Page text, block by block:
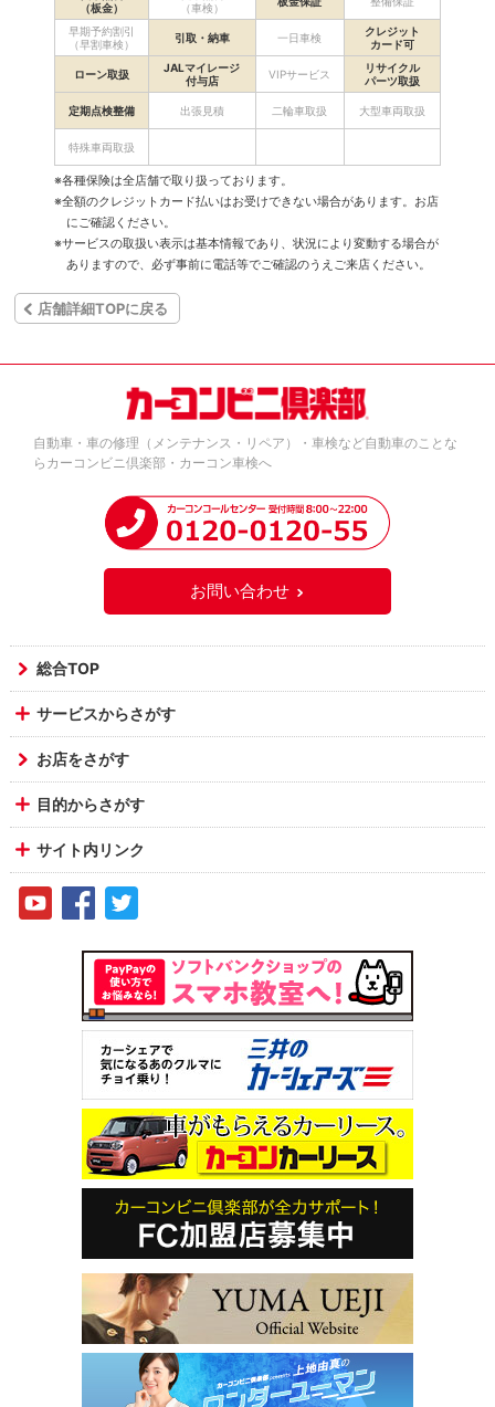
（板金）
（車検）
早期予約割引
（早割車検）
引取・納車 一日車検
クレジット
カード可
ローン取扱
JALマイレージ
付与店
VIPサービス
リサイクル
パーツ取扱
定期点検整備 出張見積 二輪車取扱 大型車両取扱
特殊車両取扱
※各種保険は全店舗で取り扱っております。
※全額のクレジットカード払いはお受けできない場合があります。お店
にご確認ください。
※サービスの取扱い表示は基本情報であり、状況により変動する場合が
ありますので、必ず事前に電話等でご確認のうえご来店ください。
店舗詳細TOPに戻る
自動車・車の修理（メンテナンス・リペア）・車検など自動車のことな
らカーコンビニ倶楽部・カーコン車検へ
お問い合わせ
総合TOP
サービスからさがす
お店をさがす
目的からさがす
サイト内リンク